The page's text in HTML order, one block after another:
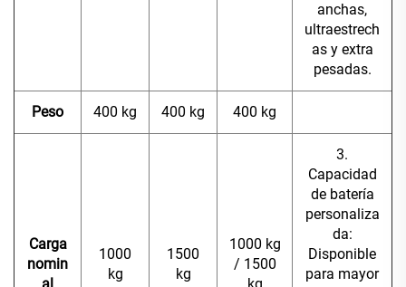
anchas,
ultraestrech
as y extra
pesadas.
Peso 400 kg 400 kg 400 kg
Carga
nomin
1000
kg
1500
kg
1000 kg
/ 1500
3.
Capacidad
de batería
personaliza
da:
Disponible
para mayor